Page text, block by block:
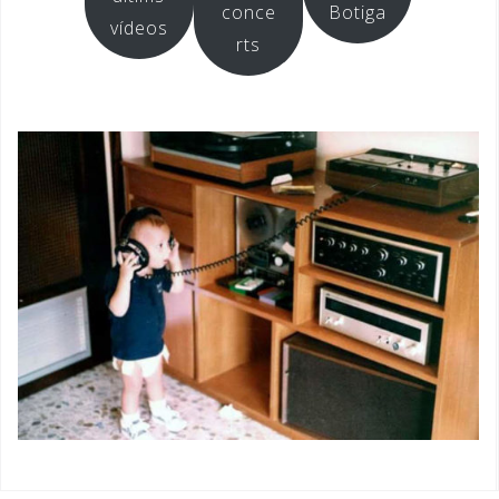
vídeos
conce
rts
Botiga